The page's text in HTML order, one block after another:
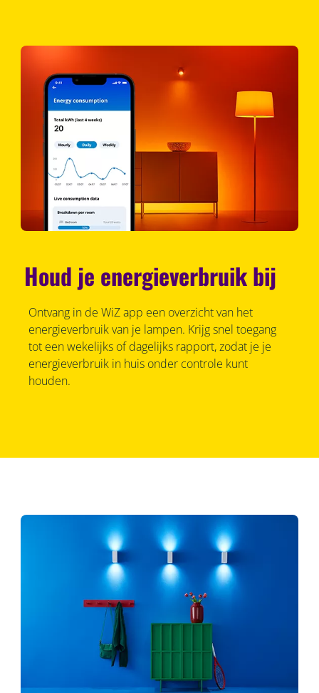
Houd je energieverbruik bij
Ontvang in de WiZ app een overzicht van het
energieverbruik van je lampen. Krijg snel toegang
tot een wekelijks of dagelijks rapport, zodat je je
energieverbruik in huis onder controle kunt
houden.